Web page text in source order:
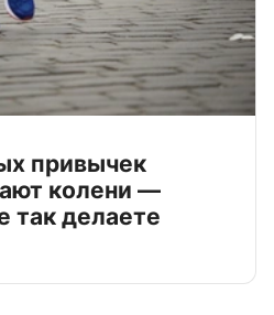
привычек
колени —
так делаете